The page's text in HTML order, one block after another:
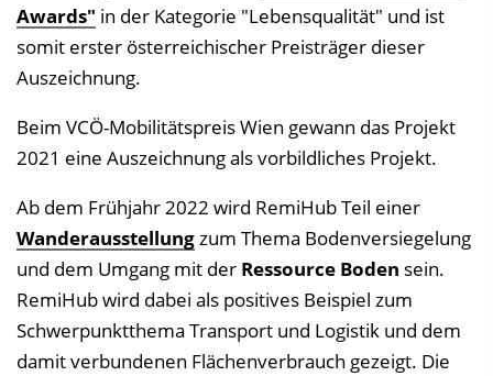
Awards" in der Kategorie "Lebensqualität" und ist
somit erster österreichischer Preisträger dieser
Auszeichnung.
Beim VCÖ-Mobilitätspreis Wien gewann das Projekt
2021 eine Auszeichnung als vorbildliches Projekt.
Ab dem Frühjahr 2022 wird RemiHub Teil einer
Wanderausstellungzum Thema Bodenversiegelung
und dem Umgang mit der Ressource Boden sein.
RemiHub wird dabei als positives Beispiel zum
Schwerpunktthema Transport und Logistik und dem
damit verbundenen Flächenverbrauch gezeigt. Die